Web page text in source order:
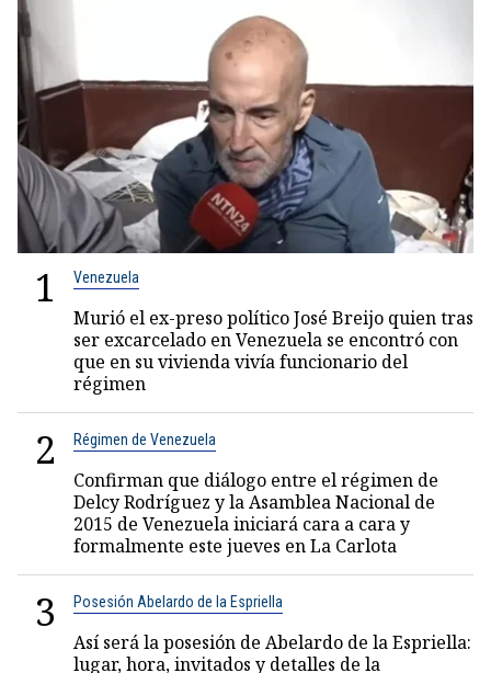
1 Venezuela
Murió el ex-preso político José Breijo quien tras
ser excarcelado en Venezuela se encontró con
que en su vivienda vivía funcionario del
régimen
2 Régimen de Venezuela
Confirman que diálogo entre el régimen de
Delcy Rodríguez y la Asamblea Nacional de
2015 de Venezuela iniciará cara a cara y
formalmente este jueves en La Carlota
3 Posesión Abelardo de la Espriella
Así será la posesión de Abelardo de la Espriella:
lugar, hora, invitados y detalles de la